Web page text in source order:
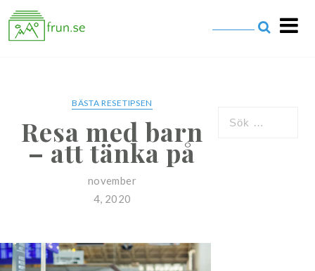
BÄSTA RESETIPSEN
Resa med barn
– att tänka på
november
4, 2020